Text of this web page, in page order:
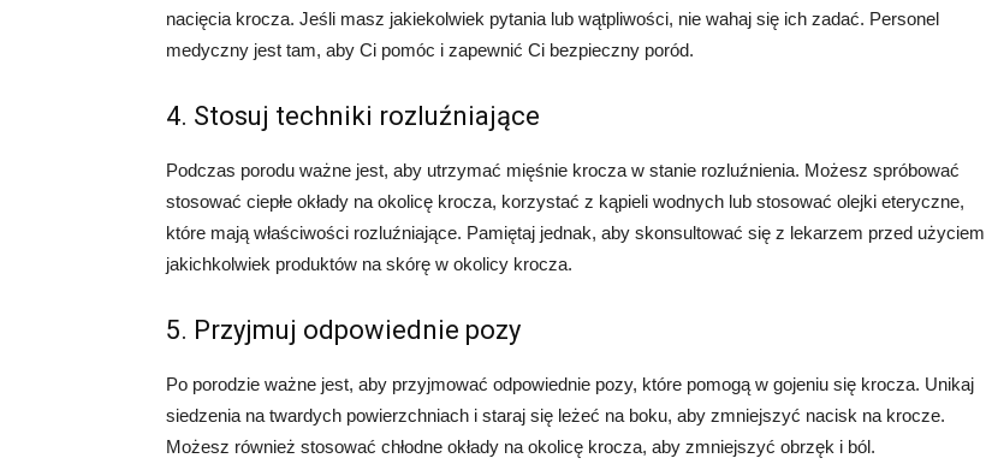
nacięcia krocza. Jeśli masz jakiekolwiek pytania lub wątpliwości, nie wahaj się ich zadać. Personel
medyczny jest tam, aby Ci pomóc i zapewnić Ci bezpieczny poród.
4. Stosuj techniki rozluźniające
Podczas porodu ważne jest, aby utrzymać mięśnie krocza w stanie rozluźnienia. Możesz spróbować
stosować ciepłe okłady na okolicę krocza, korzystać z kąpieli wodnych lub stosować olejki eteryczne,
które mają właściwości rozluźniające. Pamiętaj jednak, aby skonsultować się z lekarzem przed użyciem
jakichkolwiek produktów na skórę w okolicy krocza.
5. Przyjmuj odpowiednie pozy
Po porodzie ważne jest, aby przyjmować odpowiednie pozy, które pomogą w gojeniu się krocza. Unikaj
siedzenia na twardych powierzchniach i staraj się leżeć na boku, aby zmniejszyć nacisk na krocze.
Możesz również stosować chłodne okłady na okolicę krocza, aby zmniejszyć obrzęk i ból.